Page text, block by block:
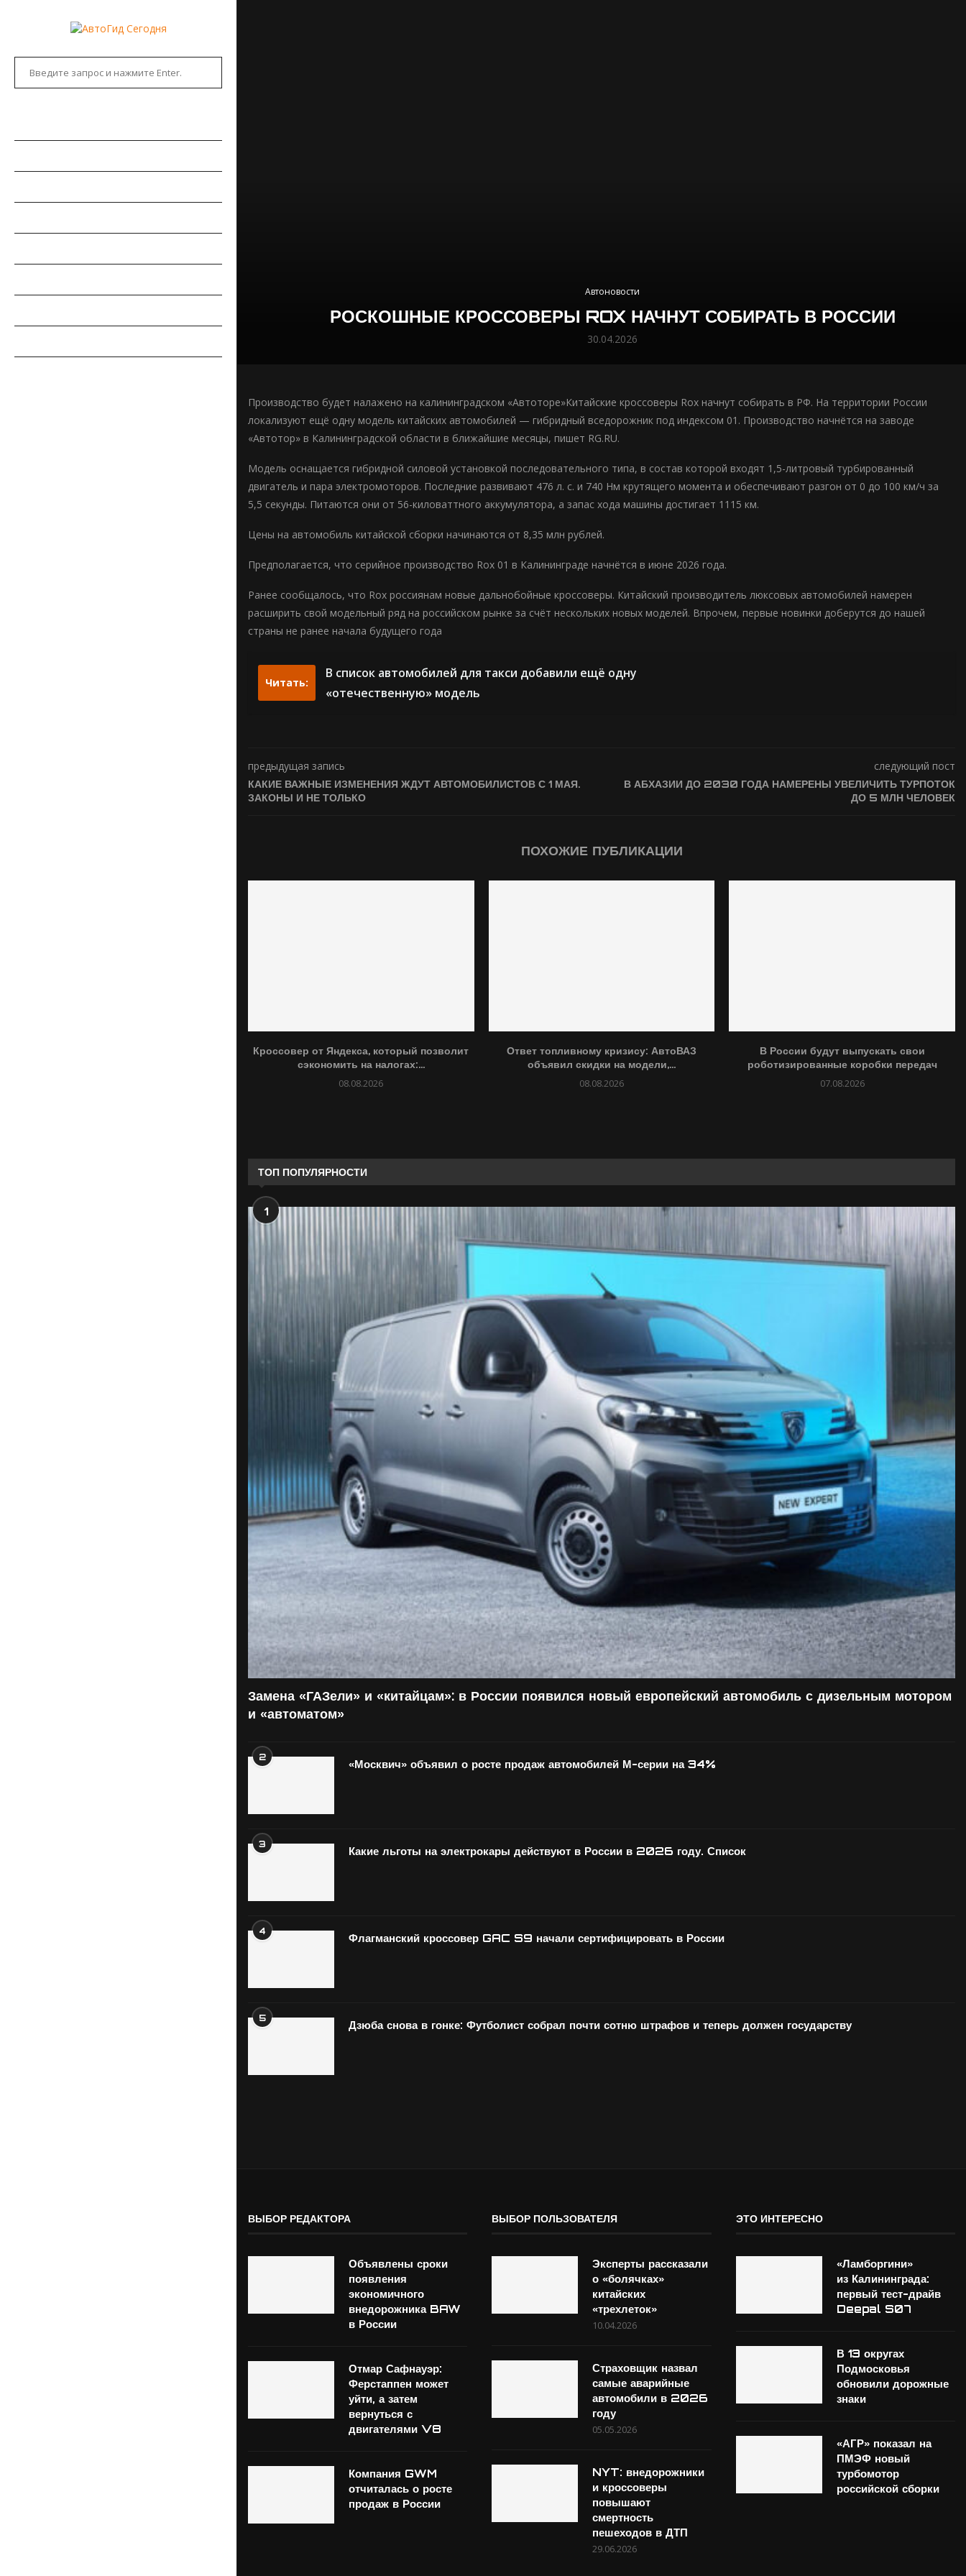
Автоновости
РОСКОШНЫЕ КРОССОВЕРЫ ROX НАЧНУТ СОБИРАТЬ В РОССИИ
30.04.2026
Производство будет налажено на калининградском «Автоторе»Китайские кроссоверы Rox начнут собирать в РФ. На территории России
локализуют ещё одну модель китайских автомобилей — гибридный вседорожник под индексом 01. Производство начнётся на заводе
«Автотор» в Калининградской области в ближайшие месяцы, пишет RG.RU.
Модель оснащается гибридной силовой установкой последовательного типа, в состав которой входят 1,5-литровый турбированный
двигатель и пара электромоторов. Последние развивают 476 л. с. и 740 Нм крутящего момента и обеспечивают разгон от 0 до 100 км/ч за
5,5 секунды. Питаются они от 56-киловаттного аккумулятора, а запас хода машины достигает 1115 км.
Цены на автомобиль китайской сборки начинаются от 8,35 млн рублей.
Предполагается, что серийное производство Rox 01 в Калининграде начнётся в июне 2026 года.
Ранее сообщалось, что Rox россиянам новые дальнобойные кроссоверы. Китайский производитель люксовых автомобилей намерен
расширить свой модельный ряд на российском рынке за счёт нескольких новых моделей. Впрочем, первые новинки доберутся до нашей
страны не ранее начала будущего года
Читать:
В список автомобилей для такси добавили ещё одну
«отечественную» модель
предыдущая запись
КАКИЕ ВАЖНЫЕ ИЗМЕНЕНИЯ ЖДУТ АВТОМОБИЛИСТОВ С 1 МАЯ.
ЗАКОНЫ И НЕ ТОЛЬКО
следующий пост
В АБХАЗИИ ДО 2030 ГОДА НАМЕРЕНЫ УВЕЛИЧИТЬ ТУРПОТОК
ДО 5 МЛН ЧЕЛОВЕК
ПОХОЖИЕ ПУБЛИКАЦИИ
Кроссовер от Яндекса, который позволит
сэкономить на налогах:...
08.08.2026
Ответ топливному кризису: АвтоВАЗ
объявил скидки на модели,...
08.08.2026
В России будут выпускать свои
роботизированные коробки передач
07.08.2026
ТОП ПОПУЛЯРНОСТИ
1
Замена «ГАЗели» и «китайцам»: в России появился новый европейский автомобиль с дизельным мотором
и «автоматом»
2
«Москвич» объявил о росте продаж автомобилей М-серии на 34%
3
Какие льготы на электрокары действуют в России в 2026 году. Список
4
Флагманский кроссовер GAC S9 начали сертифицировать в России
5
Дзюба снова в гонке: Футболист собрал почти сотню штрафов и теперь должен государству
ВЫБОР РЕДАКТОРА
Объявлены сроки
появления
экономичного
внедорожника BAW
в России
Отмар Сафнауэр:
Ферстаппен может
уйти, а затем
вернуться с
двигателями V8
Компания GWM
отчиталась о росте
продаж в России
ВЫБОР ПОЛЬЗОВАТЕЛЯ
Эксперты рассказали
о «болячках»
китайских
«трехлеток»
10.04.2026
Страховщик назвал
самые аварийные
автомобили в 2026
году
05.05.2026
NYT: внедорожники
и кроссоверы
повышают
смертность
пешеходов в ДТП
29.06.2026
ЭТО ИНТЕРЕСНО
«Ламборгини»
из Калининграда:
первый тест-драйв
Deepal S07
В 13 округах
Подмосковья
обновили дорожные
знаки
«АГР» показал на
ПМЭФ новый
турбомотор
российской сборки